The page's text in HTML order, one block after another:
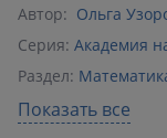
Автор: Ольга
Серия: Академия
Раздел:
Издательство:
Показать все